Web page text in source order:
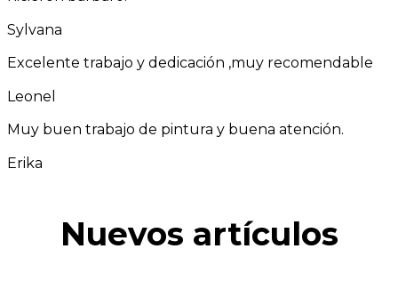
Sylvana
Excelente trabajo y dedicación ,muy recomendable
Leonel
Muy buen trabajo de pintura y buena atención.
Erika
Nuevos artículos